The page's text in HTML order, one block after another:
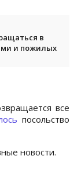
в
и пожилых
все
посольство
новости.